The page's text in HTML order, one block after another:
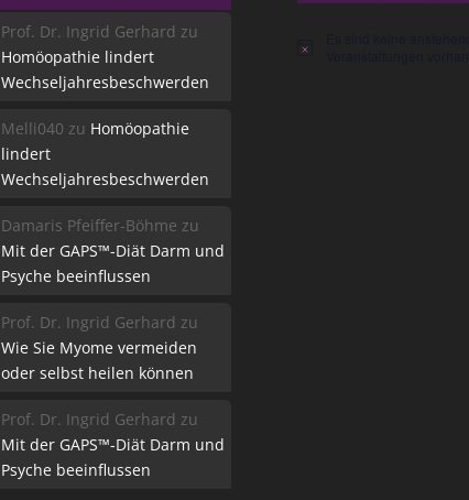
Prof. Dr. Ingrid Gerhard zu
Homöopathie lindert
Wechseljahresbeschwerden
Melli040 zu Homöopathie
lindert
Wechseljahresbeschwerden
Damaris Pfeiffer-Böhme zu
Mit der GAPS™-Diät Darm und
Psyche beeinflussen
Prof. Dr. Ingrid Gerhard zu
Wie Sie Myome vermeiden
oder selbst heilen können
Prof. Dr. Ingrid Gerhard zu
Mit der GAPS™-Diät Darm und
Psyche beeinflussen
Hinweis